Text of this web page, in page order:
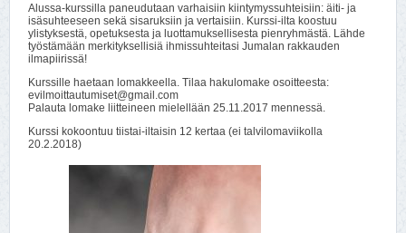
Alussa-kurssilla paneudutaan varhaisiin kiintymyssuhteisiin: äiti- ja
isäsuhteeseen sekä sisaruksiin ja vertaisiin. Kurssi-ilta koostuu
ylistyksestä, opetuksesta ja luottamuksellisesta pienryhmästä. Lähde
työstämään merkityksellisiä ihmissuhteitasi Jumalan rakkauden
ilmapiirissä!
Kurssille haetaan lomakkeella. Tilaa hakulomake osoitteesta:
evilmoittautumiset@gmail.com
Palauta lomake liitteineen mielellään 25.11.2017 mennessä.
Kurssi kokoontuu tiistai-iltaisin 12 kertaa (ei talvilomaviikolla
20.2.2018)